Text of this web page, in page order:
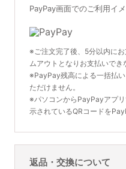
PayPay画面でのご利用イ
※ご注文完了後、5分以内に
ムアウトとなりお支払いでき
※PayPay残高による一括払
ただけません。
※パソコンからPayPayアプ
示されているQRコードを
返品・交換について